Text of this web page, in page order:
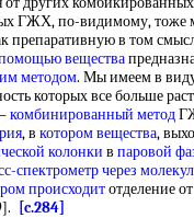
ГЖХ, по-видимому, тоже
препаративную в том
вещества
методом. Мы имеем в
которых все больше
комбинированный метод
, в котором вещества,
колонки в паровой
спектрометрчерез
происходитотделение
[c.284]